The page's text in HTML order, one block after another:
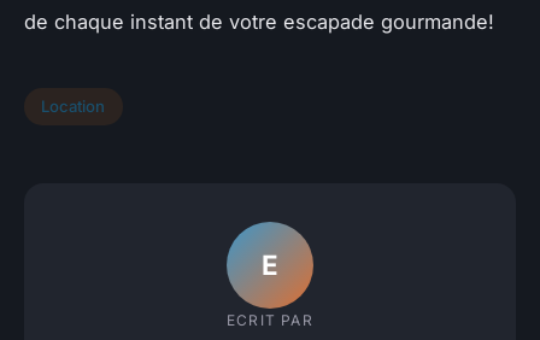
de chaque instant de votre escapade gourmande!
Location
E
ECRIT PAR